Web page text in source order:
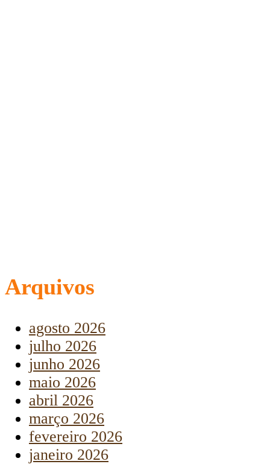
Arquivos
agosto 2026
julho 2026
junho 2026
maio 2026
abril 2026
março 2026
fevereiro 2026
janeiro 2026